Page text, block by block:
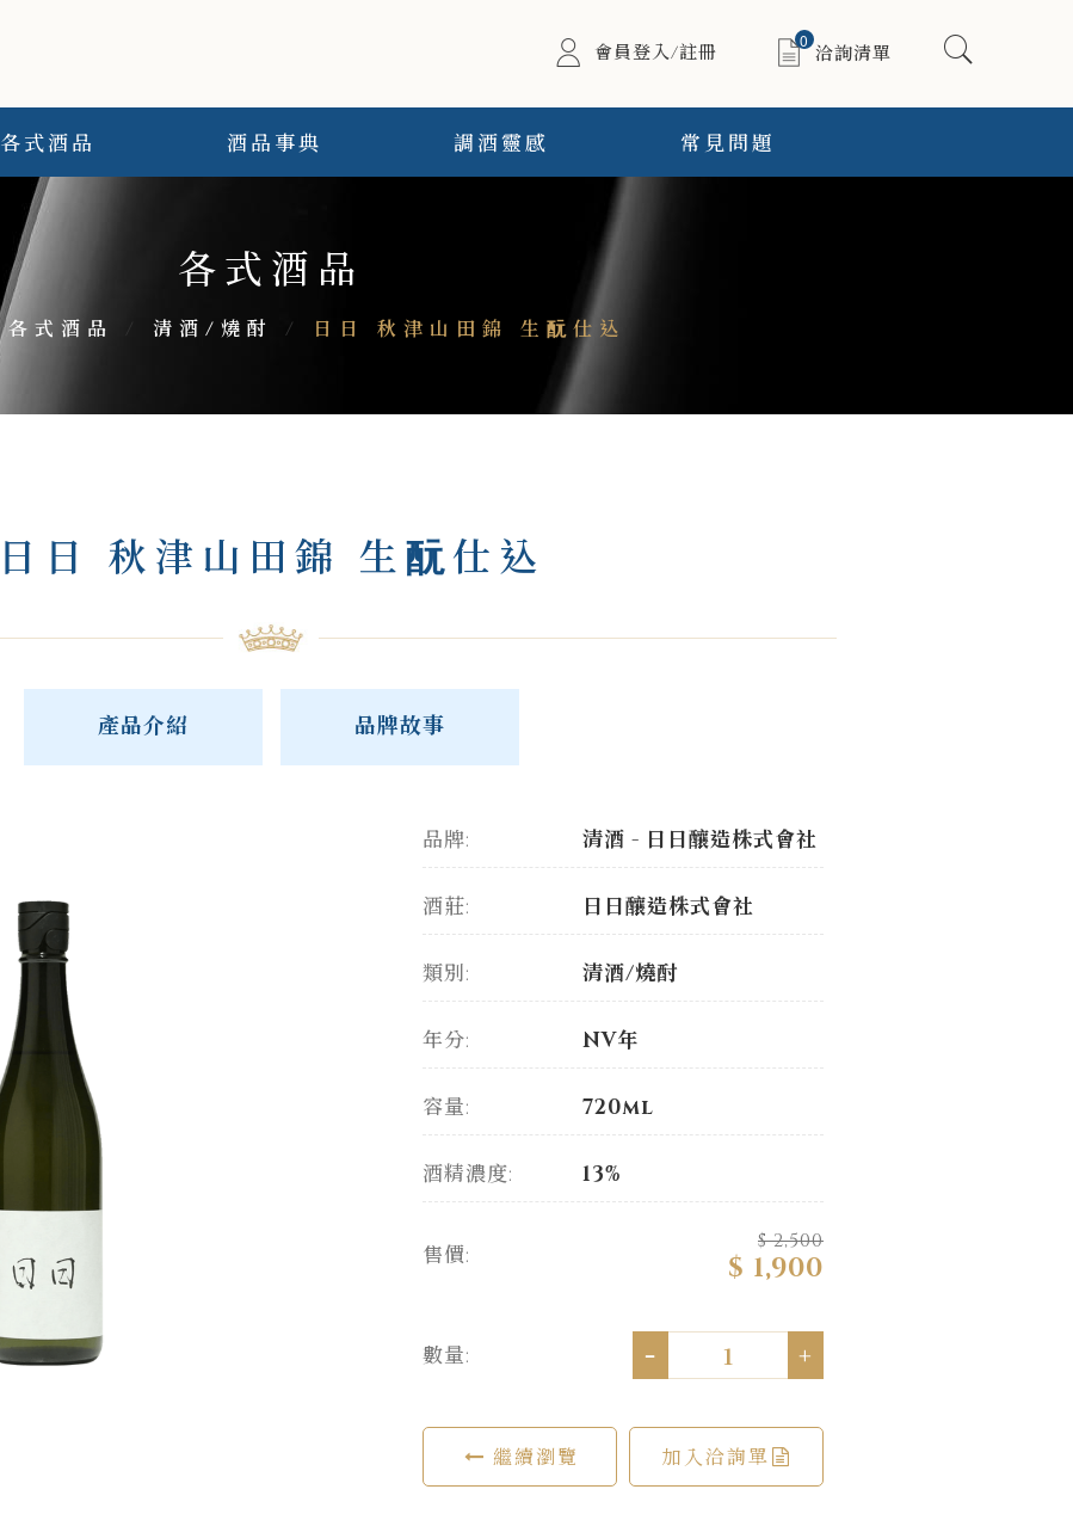
會員登入/註冊 0
洽詢清單
各式酒品 酒品事典 調酒靈感 常見問題
各式酒品
各式酒品 清酒/燒酎 / 日日 秋津山田錦 生酛仕込
日日 秋津山田錦 生酛仕込
產品介紹 品牌故事
品牌: 清酒 - 日日釀造株式會社
酒莊: 日日釀造株式會社
類別: 清酒/燒酎
年分: NV年
容量: 720ml
酒精濃度: 13%
售價:
$ 2,500
$ 1,900
數量: - +
繼續瀏覽 加入洽詢單